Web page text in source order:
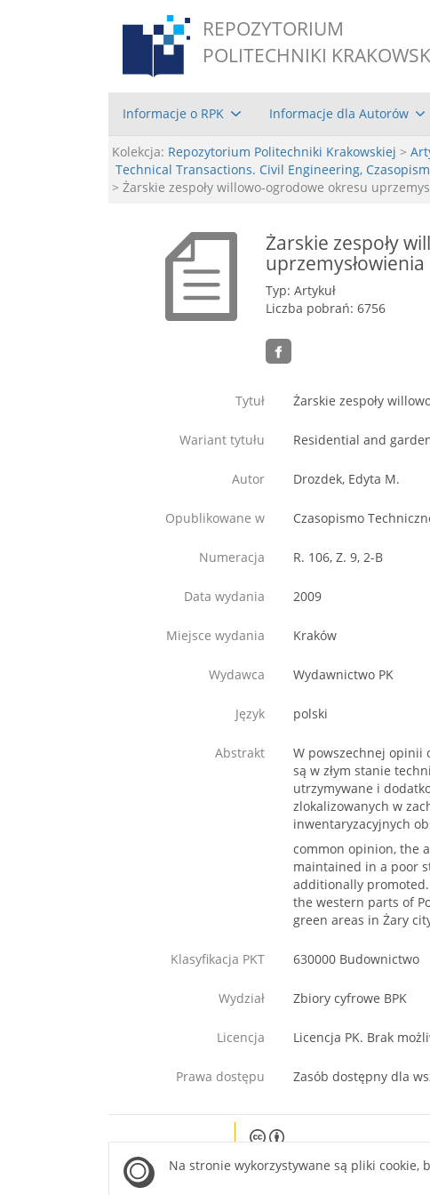
REPOZYTORIUM
POLITECHNIKI
Informacje o RPK Informacje dla Autorów
Kolekcja: Repozytorium Politechniki Krakowskiej >
Technical Transactions. Civil Engineering,
> Żarskie zespoły willowo-ogrodowe okresu
Żarskie zespoły
uprzemysłowienia
Typ: Artykuł
Liczba pobrań: 6756
Tytuł Żarskie zespoły
Wariant tytułu Residential and
Autor Drozdek, Edyta M.
Opublikowane w Czasopismo
Numeracja R. 106, Z. 9, 2-B
Data wydania 2009
Miejsce wydania Kraków
Wydawca Wydawnictwo PK
Język polski
Abstrakt
W powszechnej opinii
są w złym stanie
utrzymywane i
zlokalizowanych w
inwentaryzacyjnych
common opinion, the
maintained in a poor
additionally
the western parts of
green areas in Żary
Klasyfikacja PKT 630000 Budownictwo
Wydział Zbiory cyfrowe BPK
Licencja Licencja PK. Brak
Prawa dostępu Zasób dostępny dla
site is licensed under a Creative
Na stronie wykorzystywane są pliki cookie,